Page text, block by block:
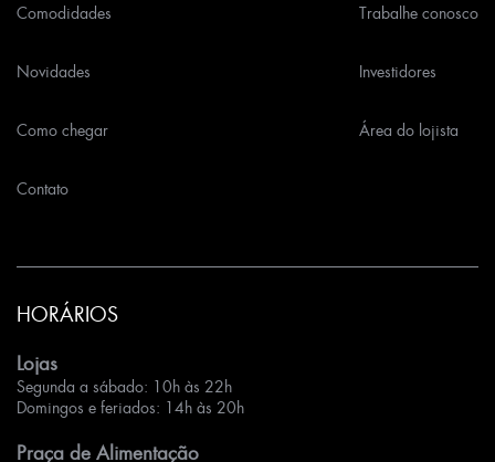
Comodidades
Novidades
Como chegar
Contato
Trabalhe conosco
Investidores
Área do lojista
HORÁRIOS
Lojas
Segunda a sábado: 10h às 22h
Domingos e feriados: 14h às 20h
Praça de Alimentação